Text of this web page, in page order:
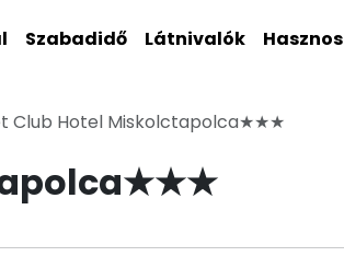
Szabadidő Látnivalók Hasznos
Club Hotel Miskolctapolca★★★